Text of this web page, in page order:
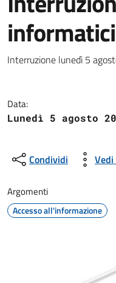
informatici
Dettagli
Interruzione lunedì 5
Data:
Lunedì 5 agosto
Condividi Vedi
Argomenti
Accesso all'informazione